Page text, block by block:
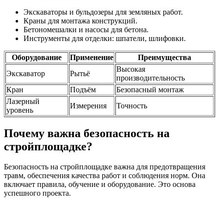
Экскаваторы и бульдозеры для земляных работ.
Краны для монтажа конструкций.
Бетономешалки и насосы для бетона.
Инструменты для отделки: шпатели, шлифовки.
Оборудование Применение
Преимущества
Экскаватор
Рытьё
Высокая
производительность
Кран
Подъём
Безопасный монтаж
Лазерный
уровень
Измерения Точность
Почему важна безопасность на
стройплощадке?
Безопасность на стройплощадке важна для предотвращения
травм, обеспечения качества работ и соблюдения норм. Она
включает правила, обучение и оборудование. Это основа
успешного проекта.